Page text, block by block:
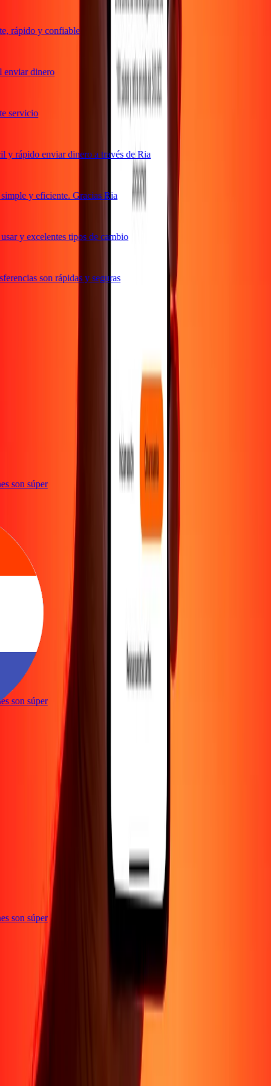
rápido y confiable
dinero
rápido enviar dinero a través de Ria
y eficiente. Gracias Ria
y excelentes tipos de cambio
son rápidas y seguras
son súper
son súper
son súper
Acerca de
Conviértete en agenteConviértete en socio
Conviértete en socio estratégico
Carreras Promociones
Transferencia internacional de dinero
Soporte